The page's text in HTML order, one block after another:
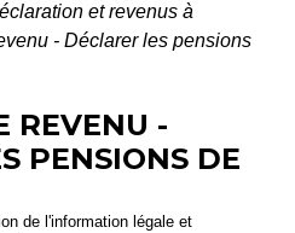
et revenus à
- Déclarer les pensions
REVENU -
PENSIONS DE
de l'information légale et